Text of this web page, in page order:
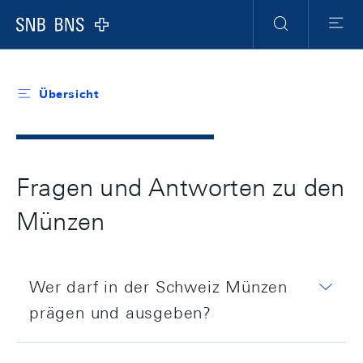
Logo
Navigation
Suche Menu
Übersicht
Fragen und Antworten zu den
Münzen
Wer darf in der Schweiz Münzen
prägen und ausgeben?